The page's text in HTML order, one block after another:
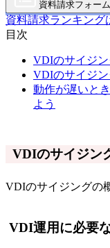
資料請求フォー
資料請求ランキング
目次
VDIのサイジ
VDIのサイジ
動作が遅いと
よう
VDIのサイジン
VDIのサイジングの
VDI運用に必要